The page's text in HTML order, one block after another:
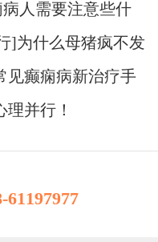
人需要注意些什
]为什么母猪疯不发
见癫痫病新治疗手
并行！
61197977